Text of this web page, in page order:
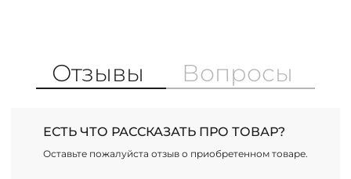
Отзывы Вопросы
ЕСТЬ ЧТО РАССКАЗАТЬ ПРО ТОВАР?
Оставьте пожалуйста отзыв о приобретенном товаре.